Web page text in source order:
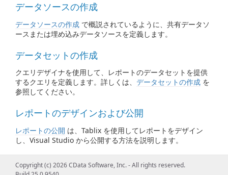
データソースの作成
データソースの作成 で概説されているように、共有データソ
ースまたは埋め込みデータソースを定義します。
データセットの作成
クエリデザイナを使用して、レポートのデータセットを提供
するクエリを定義します。詳しくは、 データセットの作成 を
参照してください。
レポートのデザインおよび公開
レポートの公開 は、Tablix を使用してレポートをデザイン
し、Visual Studio から公開する方法を説明します。
Copyright (c) 2026 CData Software, Inc. - All rights reserved.